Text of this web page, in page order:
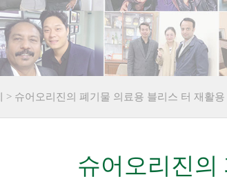
> 슈어오리진의 폐기물 의료용 블리스 터 재활용
슈어오리진의